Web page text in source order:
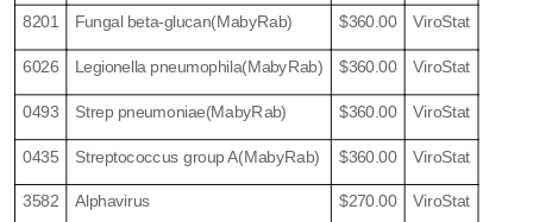
8201 Fungal beta-glucan(MabyRab) $360.00 ViroStat
6026 Legionella pneumophila(MabyRab) $360.00 ViroStat
0493 Strep pneumoniae(MabyRab) $360.00 ViroStat
0435 Streptococcus group A(MabyRab) $360.00 ViroStat
3582 Alphavirus $270.00 ViroStat